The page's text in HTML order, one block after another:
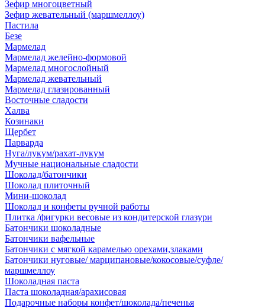
Зефир многоцветный
Зефир жевательный (маршмеллоу)
Пастила
Безе
Мармелад
Мармелад желейно-формовой
Мармелад многослойный
Мармелад жевательный
Мармелад глазированный
Восточные сладости
Халва
Козинаки
Щербет
Парварда
Нуга/лукум/рахат-лукум
Мучные национальные сладости
Шоколад/батончики
Шоколад плиточный
Мини-шоколад
Шоколад и конфеты ручной работы
Плитка /фигурки весовые из кондитерской глазури
Батончики шоколадные
Батончики вафельные
Батончики с мягкой карамелью орехами,злаками
Батончики нуговые/ марципановые/кокосовые/суфле/
маршмеллоу
Шоколадная паста
Паста шоколадная/арахисовая
Подарочные наборы конфет/шоколада/печенья